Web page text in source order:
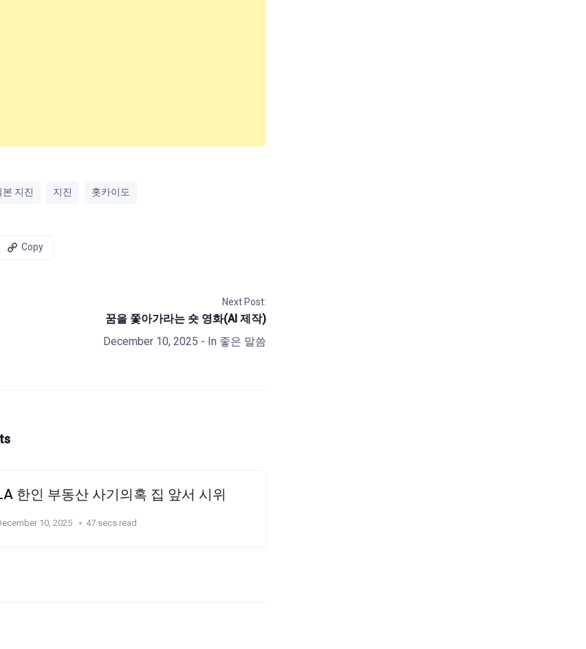
본 지진 지진 홋카이도
Copy
Next Post:
꿈을 쫓아가라는 숏 영화(AI 제작)
December 10, 2025 - In 좋은 말씀
한인 부동산 사기의혹 집 앞서 시위
10, 2025 47 secs read